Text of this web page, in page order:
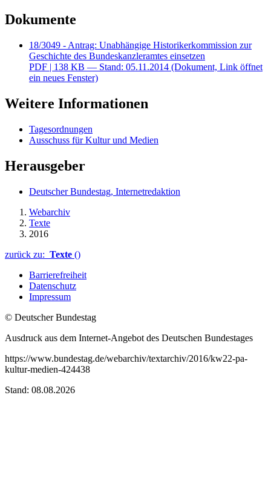
Dokumente
18/3049 - Antrag: Unabhängige Historikerkommission zur
Geschichte des Bundeskanzleramtes einsetzen
PDF | 138 KB — Stand: 05.11.2014 (Dokument, Link öffnet
ein neues Fenster)
Weitere Informationen
Tagesordnungen
Ausschuss für Kultur und Medien
Herausgeber
Deutscher Bundestag, Internetredaktion
Webarchiv
Texte
2016
zurück zu: Texte ()
Barrierefreiheit
Datenschutz
Impressum
© Deutscher Bundestag
Ausdruck aus dem Internet-Angebot des Deutschen Bundestages
https://www.bundestag.de/webarchiv/textarchiv/2016/kw22-pa-
kultur-medien-424438
Stand: 08.08.2026